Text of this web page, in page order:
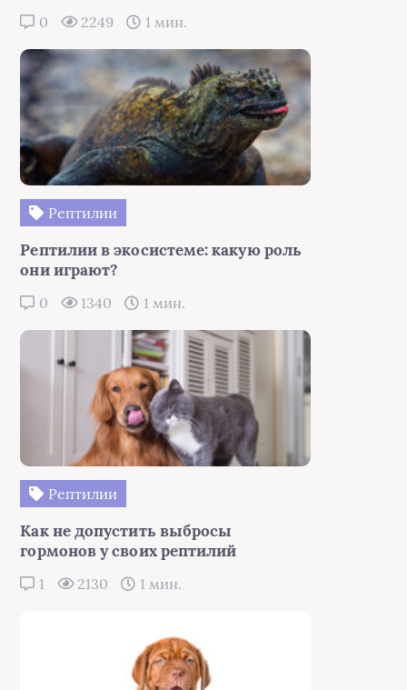
0 2249 1 мин.
Рептилии
Рептилии в экосистеме: какую роль
они играют?
0 1340 1 мин.
Рептилии
Как не допустить выбросы
гормонов у своих рептилий
1 2130 1 мин.